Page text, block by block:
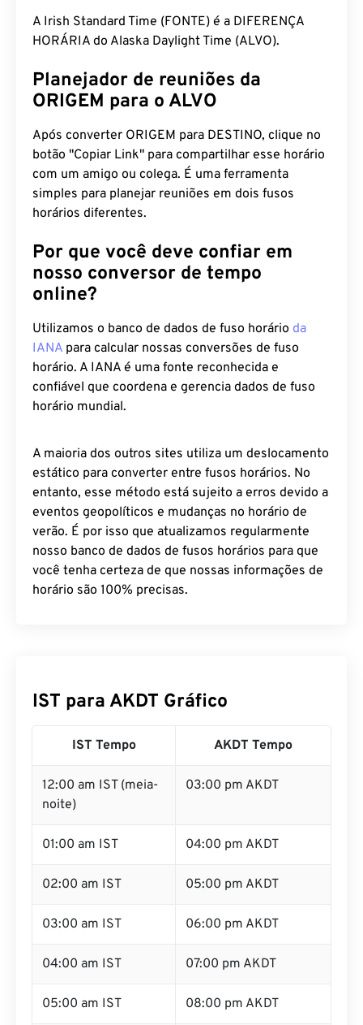
A Irish Standard Time (FONTE) é a DIFERENÇA
HORÁRIA do Alaska Daylight Time (ALVO).
Planejador de reuniões da
ORIGEM para o ALVO
Após converter ORIGEM para DESTINO, clique no
botão "Copiar Link" para compartilhar esse horário
com um amigo ou colega. É uma ferramenta
simples para planejar reuniões em dois fusos
horários diferentes.
Por que você deve confiar em
nosso conversor de tempo
online?
Utilizamos o banco de dados de fuso horário da
IANA para calcular nossas conversões de fuso
horário. A IANA é uma fonte reconhecida e
confiável que coordena e gerencia dados de fuso
horário mundial.
A maioria dos outros sites utiliza um deslocamento
estático para converter entre fusos horários. No
entanto, esse método está sujeito a erros devido a
eventos geopolíticos e mudanças no horário de
verão. É por isso que atualizamos regularmente
nosso banco de dados de fusos horários para que
você tenha certeza de que nossas informações de
horário são 100% precisas.
IST para AKDT Gráfico
IST Tempo AKDT Tempo
12:00 am IST (meia-
noite)
03:00 pm AKDT
01:00 am IST 04:00 pm AKDT
02:00 am IST 05:00 pm AKDT
03:00 am IST 06:00 pm AKDT
04:00 am IST 07:00 pm AKDT
05:00 am IST 08:00 pm AKDT